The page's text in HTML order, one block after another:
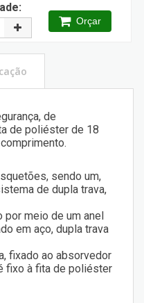
Orçar
de
de poliéster de 18
sendo um,
de dupla trava,
meio de um anel
em aço, dupla trava
fixado ao absorvedor
fixo à fita de poliéster